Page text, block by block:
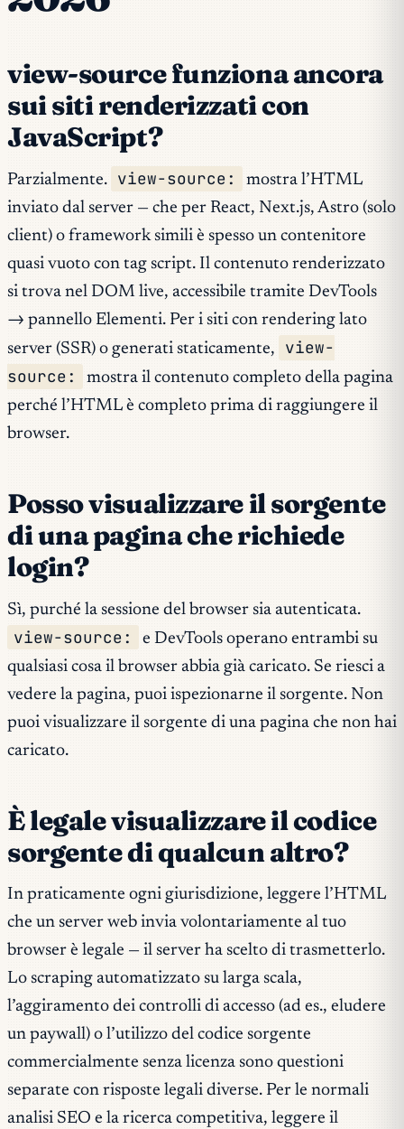
view-source funziona ancora
sui siti renderizzati con
JavaScript?
Parzialmente. view-source:
mostra l’HTML
inviato dal server — che per React, Next.js, Astro (solo
client) o framework simili è spesso un contenitore
quasi vuoto con tag script. Il contenuto renderizzato
si trova nel DOM live, accessibile tramite DevTools
→ pannello Elementi. Per i siti con rendering lato
server (SSR) o generati staticamente,
view-
source:
mostra il contenuto completo della pagina
perché l’HTML è completo prima di raggiungere il
browser.
Posso visualizzare il sorgente
di una pagina che richiede
login?
Sì, purché la sessione del browser sia autenticata.
view-source:
e DevTools operano entrambi su
qualsiasi cosa il browser abbia già caricato. Se riesci a
vedere la pagina, puoi ispezionarne il sorgente. Non
puoi visualizzare il sorgente di una pagina che non hai
caricato.
È legale visualizzare il codice
sorgente di qualcun altro?
In praticamente ogni giurisdizione, leggere l’HTML
che un server web invia volontariamente al tuo
browser è legale — il server ha scelto di trasmetterlo.
Lo scraping automatizzato su larga scala,
l’aggiramento dei controlli di accesso (ad es., eludere
un paywall) o l’utilizzo del codice sorgente
commercialmente senza licenza sono questioni
separate con risposte legali diverse. Per le normali
analisi SEO e la ricerca competitiva, leggere il